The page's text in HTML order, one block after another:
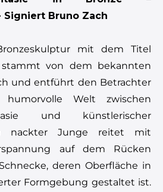
Bruno Zach
mit dem Titel
stammt von dem bekannten
und entführt den Betrachter
Welt zwischen
und künstlerischer
nackter Junge reitet mit
auf dem Rücken
deren Oberfläche in
Formgebung gestaltet ist.